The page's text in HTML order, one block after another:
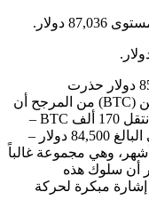
على الرغم من البيتكوين عند مستوى 85,000 دولار حذرت
CryptoQuant في منشور لها من أن البيتكوين (BTC) من المرجح أن
يتجه إلى فترة من التقلبات المتزايدة حيث انتقل 170 ألف BTC –
بقيمة تزيد عن 14 مليار دولار بسعره الحالي البالغ 84,500 دولار –
وهي مجموعة غالباً
أن سلوك هذه
إشارة مبكرة لحركة